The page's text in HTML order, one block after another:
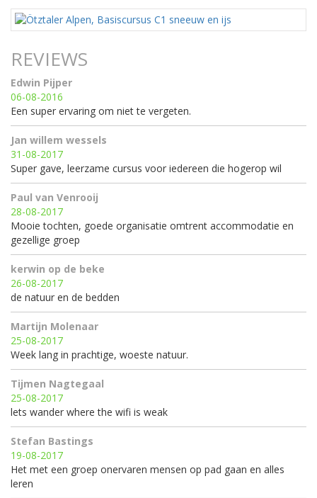
REVIEWS
Edwin Pijper
06-08-2016
Een super ervaring om niet te vergeten.
Jan willem wessels
31-08-2017
Super gave, leerzame cursus voor iedereen die hogerop wil
Paul van Venrooij
28-08-2017
Mooie tochten, goede organisatie omtrent accommodatie en
gezellige groep
kerwin op de beke
26-08-2017
de natuur en de bedden
Martijn Molenaar
25-08-2017
Week lang in prachtige, woeste natuur.
Tijmen Nagtegaal
25-08-2017
lets wander where the wifi is weak
Stefan Bastings
19-08-2017
Het met een groep onervaren mensen op pad gaan en alles
leren